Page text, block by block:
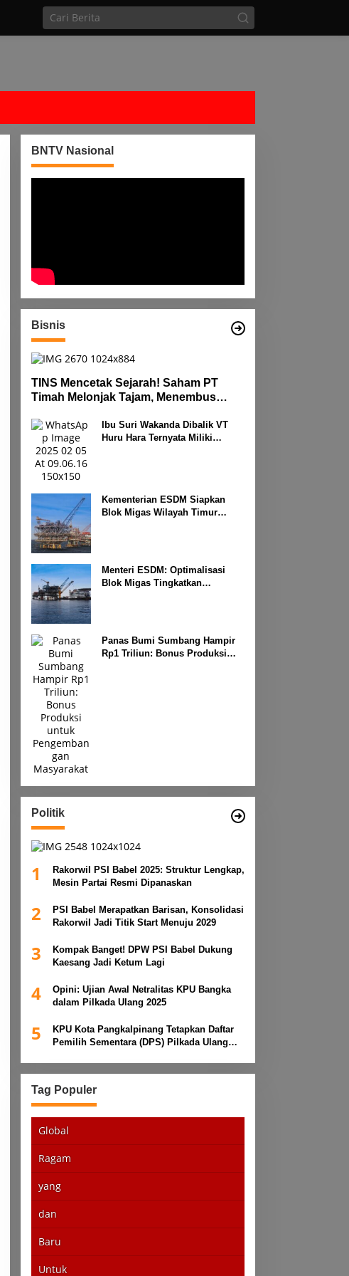
BNTV Nasional
Bisnis
TINS Mencetak Sejarah! Saham PT
Timah Melonjak Tajam, Menembus
Ibu Suri Wakanda Dibalik VT
Huru Hara Ternyata Miliki
Kementerian ESDM Siapkan
Blok Migas Wilayah Timur
Menteri ESDM: Optimalisasi
Blok Migas Tingkatkan
Panas Bumi Sumbang Hampir
Rp1 Triliun: Bonus Produksi
Politik
1
Rakorwil PSI Babel 2025: Struktur Lengkap,
Mesin Partai Resmi Dipanaskan
2
PSI Babel Merapatkan Barisan, Konsolidasi
Rakorwil Jadi Titik Start Menuju 2029
3
Kompak Banget! DPW PSI Babel Dukung
Kaesang Jadi Ketum Lagi
4
Opini: Ujian Awal Netralitas KPU Bangka
dalam Pilkada Ulang 2025
5
KPU Kota Pangkalpinang Tetapkan Daftar
Pemilih Sementara (DPS) Pilkada Ulang
Tag Populer
Global
Ragam
yang
dan
Baru
Untuk